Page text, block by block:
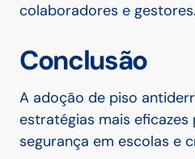
colaboradores e gestores.
Conclusão
A adoção de piso
estratégias mais eficazes
segurança em escolas e